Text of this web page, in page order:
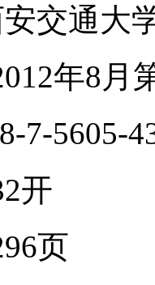
交通大
年8月
7-5605-
开
页